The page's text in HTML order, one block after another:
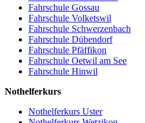
Fahrschule Gossau
Fahrschule Volketswil
Fahrschule Schwerzenbach
Fahrschule Dübendorf
Fahrschule Pfäffikon
Fahrschule Oetwil am See
Fahrschule Hinwil
Nothelferkurs
Nothelferkurs Uster